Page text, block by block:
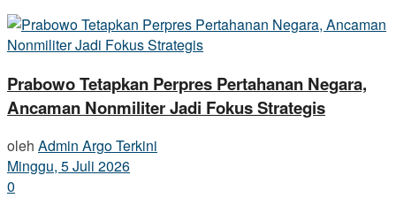
Prabowo Tetapkan Perpres Pertahanan Negara,
Ancaman Nonmiliter Jadi Fokus Strategis
oleh Admin Argo Terkini
Minggu, 5 Juli 2026
0